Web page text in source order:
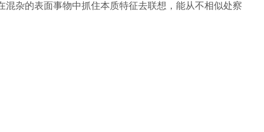
杂的表面事物中抓住本质特征去联想，能从不相似处察